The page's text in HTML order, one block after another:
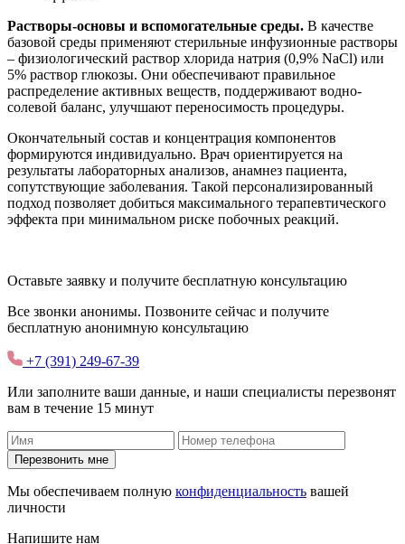
Растворы-основы и вспомогательные среды. В качестве
базовой среды применяют стерильные инфузионные растворы
– физиологический раствор хлорида натрия (0,9% NaCl) или
5% раствор глюкозы. Они обеспечивают правильное
распределение активных веществ, поддерживают водно-
солевой баланс, улучшают переносимость процедуры.
Окончательный состав и концентрация компонентов
формируются индивидуально. Врач ориентируется на
результаты лабораторных анализов, анамнез пациента,
сопутствующие заболевания. Такой персонализированный
подход позволяет добиться максимального терапевтического
эффекта при минимальном риске побочных реакций.
Оставьте заявку и получите бесплатную консультацию
Все звонки анонимы. Позвоните сейчас и получите
бесплатную анонимную консультацию
+7 (391) 249-67-39
Или заполните ваши данные, и наши специалисты перезвонят
вам в течение 15 минут
Перезвонить мне
Мы обеспечиваем полную конфиденциальность вашей
личности
Напишите нам